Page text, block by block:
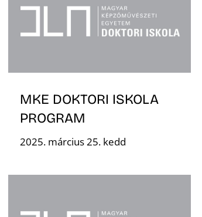
MKE DOKTORI ISKOLA
PROGRAM
2025. március 25. kedd